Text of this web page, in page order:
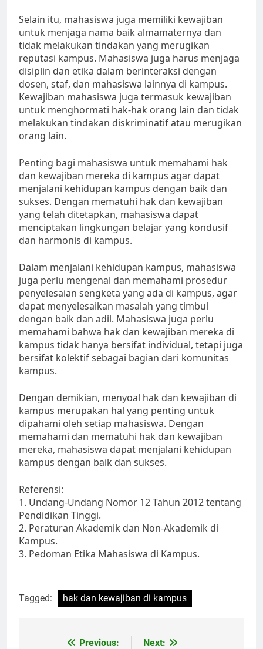
Selain itu, mahasiswa juga memiliki kewajiban
untuk menjaga nama baik almamaternya dan
tidak melakukan tindakan yang merugikan
reputasi kampus. Mahasiswa juga harus menjaga
disiplin dan etika dalam berinteraksi dengan
dosen, staf, dan mahasiswa lainnya di kampus.
Kewajiban mahasiswa juga termasuk kewajiban
untuk menghormati hak-hak orang lain dan tidak
melakukan tindakan diskriminatif atau merugikan
orang lain.
Penting bagi mahasiswa untuk memahami hak
dan kewajiban mereka di kampus agar dapat
menjalani kehidupan kampus dengan baik dan
sukses. Dengan mematuhi hak dan kewajiban
yang telah ditetapkan, mahasiswa dapat
menciptakan lingkungan belajar yang kondusif
dan harmonis di kampus.
Dalam menjalani kehidupan kampus, mahasiswa
juga perlu mengenal dan memahami prosedur
penyelesaian sengketa yang ada di kampus, agar
dapat menyelesaikan masalah yang timbul
dengan baik dan adil. Mahasiswa juga perlu
memahami bahwa hak dan kewajiban mereka di
kampus tidak hanya bersifat individual, tetapi juga
bersifat kolektif sebagai bagian dari komunitas
kampus.
Dengan demikian, menyoal hak dan kewajiban di
kampus merupakan hal yang penting untuk
dipahami oleh setiap mahasiswa. Dengan
memahami dan mematuhi hak dan kewajiban
mereka, mahasiswa dapat menjalani kehidupan
kampus dengan baik dan sukses.
Referensi:
1. Undang-Undang Nomor 12 Tahun 2012 tentang
Pendidikan Tinggi.
2. Peraturan Akademik dan Non-Akademik di
Kampus.
3. Pedoman Etika Mahasiswa di Kampus.
Tagged: hak dan kewajiban di kampus
Previous: Next: